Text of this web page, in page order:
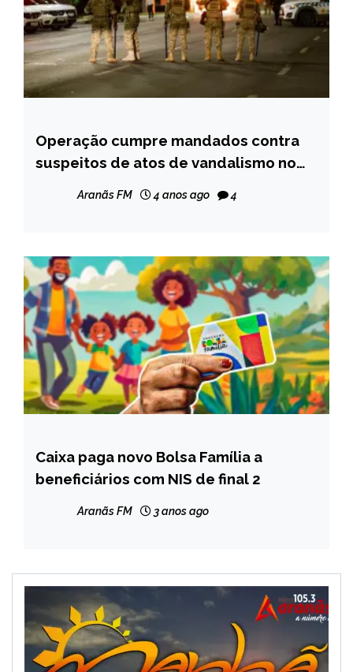
BRASIL
NOTÍCIAS
Operação cumpre mandados contra
suspeitos de atos de vandalismo no
Aranãs FM 4 anos ago 4
BRASIL
CAPELINHA
Caixa paga novo Bolsa Família a
beneficiários com NIS de final 2
Aranãs FM 3 anos ago